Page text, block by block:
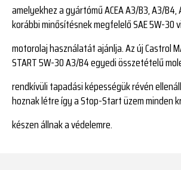
amelyekhez a gyártómű ACEA A3/B3, A3/B4,
korábbi minősítésnek megfelelő SAE 5W-30
motorolaj használatát ajánlja. Az új Castrol
START 5W-30 A3/B4 egyedi összetételű
rendkívüli tapadási képességük révén
hoznak létre így a Stop-Start üzem minden
készen állnak a védelemre.